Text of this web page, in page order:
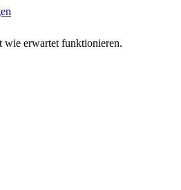
wie erwartet funktionieren.